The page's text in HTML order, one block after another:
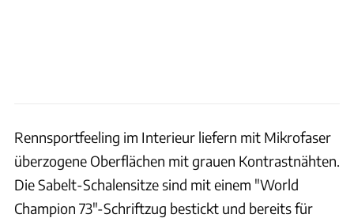
Rennsportfeeling im Interieur liefern mit Mikrofaser
überzogene Oberflächen mit grauen Kontrastnähten.
Die Sabelt-Schalensitze sind mit einem "World
Champion 73"-Schriftzug bestickt und bereits für